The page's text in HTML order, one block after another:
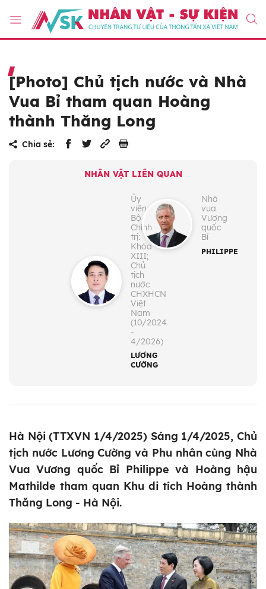
[Photo] Chủ tịch nước và Nhà
Vua Bỉ tham quan Hoàng
thành Thăng Long
Chia sẻ:
NHÂN VẬT LIÊN QUAN
Ủy
viên
Bộ
Chính
trị:
Khóa
XIII;
Chủ
tịch
nước
CHXHCN
Việt
Nam
(10/2024
-
4/2026)
LƯƠNG
CƯỜNG
Nhà
vua
Vương
quốc
Bỉ
PHILIPPE
Hà Nội (TTXVN 1/4/2025) Sáng 1/4/2025, Chủ
tịch nước Lương Cường và Phu nhân cùng Nhà
Vua Vương quốc Bỉ Philippe và Hoàng hậu
Mathilde tham quan Khu di tích Hoàng thành
Thăng Long - Hà Nội.